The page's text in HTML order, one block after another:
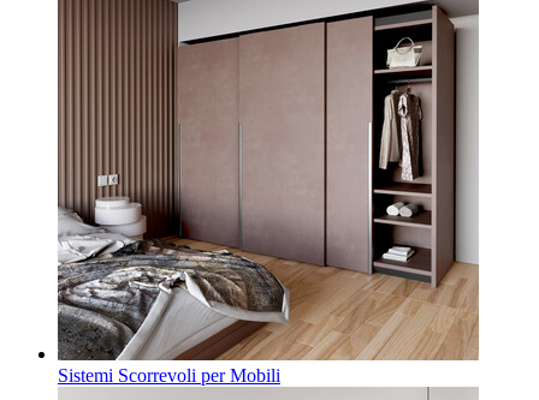
Sistemi Scorrevoli per Mobili